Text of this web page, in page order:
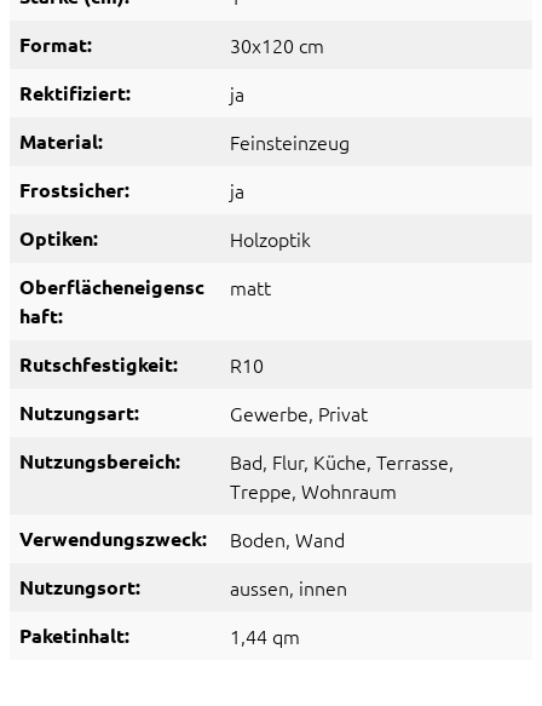
Format: 30x120 cm
Rektifiziert: ja
Material: Feinsteinzeug
Frostsicher: ja
Optiken: Holzoptik
Oberflächeneigensc
haft:
matt
Rutschfestigkeit: R10
Nutzungsart: Gewerbe, Privat
Nutzungsbereich: Bad, Flur, Küche, Terrasse,
Treppe, Wohnraum
Verwendungszweck: Boden, Wand
Nutzungsort: aussen, innen
Paketinhalt: 1,44 qm